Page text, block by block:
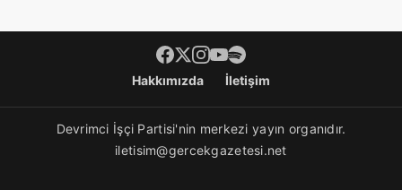
Footer menüHakkımızda İletişim
Devrimci İşçi Partisi'nin merkezi yayın organıdır.
iletisim@gercekgazetesi.net